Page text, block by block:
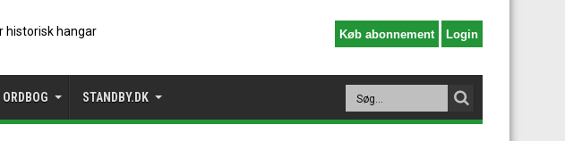
ORDBOG STANDBY.DK